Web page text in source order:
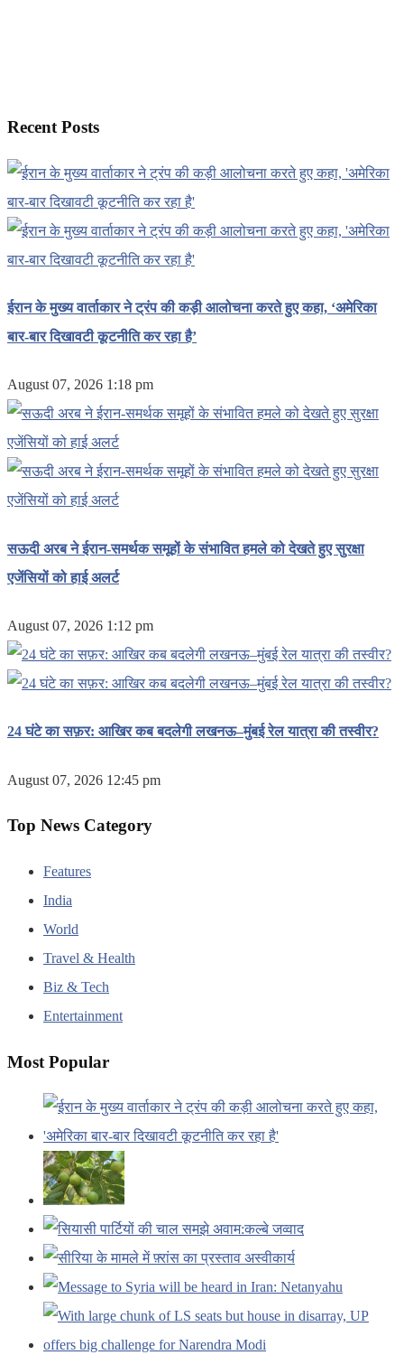
Recent Posts
ईरान के मुख्य वार्ताकार ने ट्रंप की कड़ी आलोचना करते हुए कहा, ‘अमेरिका
बार-बार दिखावटी कूटनीति कर रहा है’
August 07, 2026 1:18 pm
सऊदी अरब ने ईरान-समर्थक समूहों के संभावित हमले को देखते हुए सुरक्षा
एजेंसियों को हाई अलर्ट
August 07, 2026 1:12 pm
24 घंटे का सफ़र: आखिर कब बदलेगी लखनऊ–मुंबई रेल यात्रा की तस्वीर?
August 07, 2026 12:45 pm
Top News Category
Features
India
World
Travel & Health
Biz & Tech
Entertainment
Most Popular